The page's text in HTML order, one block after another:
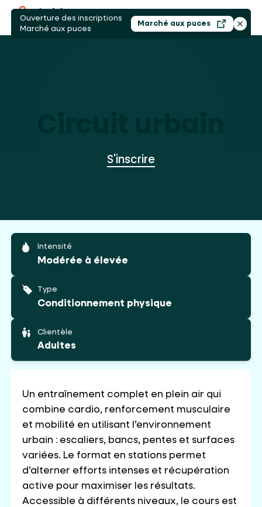
Ouverture des inscriptions
Marché aux puces
Marché aux pucesOuvrir dans un
S'inscrire
Intensité
Modérée à élevée
Type
Conditionnement physique
Clientèle
Adultes
Un entraînement complet en plein air qui
combine cardio, renforcement musculaire
et mobilité en utilisant l’environnement
urbain : escaliers, bancs, pentes et surfaces
variées. Le format en stations permet
d’alterner efforts intenses et récupération
active pour maximiser les résultats.
Accessible à différents niveaux, le cours est